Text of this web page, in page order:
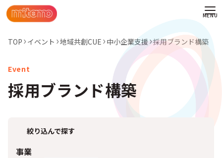
TOP イベント 地域共創CUE 中小企業支援 採用ブランド構築
採用ブランド構築
絞り込んで探す
事業